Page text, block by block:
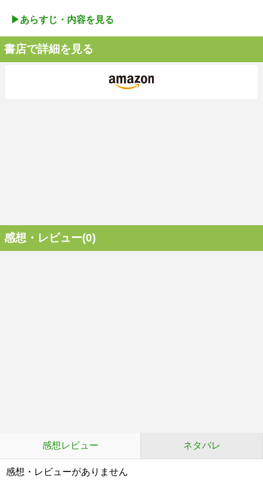
▶︎あらすじ・内容を見る
書店で詳細を見る
感想・レビュー(0)
感想レビュー ネタバレ
感想・レビューがありません